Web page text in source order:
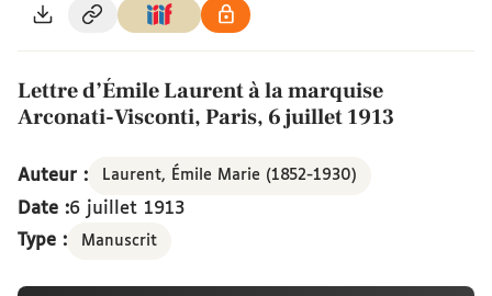
Lettre d’Émile Laurent à la marquise
Arconati-Visconti, Paris, 6 juillet 1913
Auteur : Laurent, Émile Marie (1852-1930)
Date :6 juillet 1913
Type :
Manuscrit